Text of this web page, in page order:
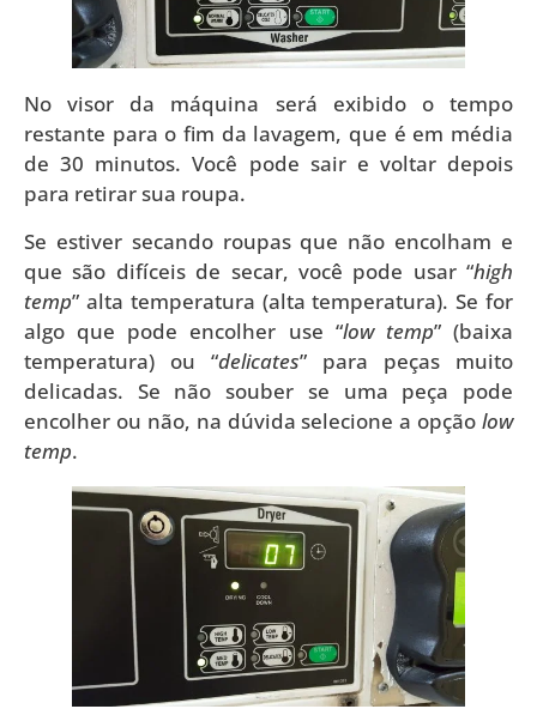
No visor da máquina será exibido o tempo
restante para o fim da lavagem, que é em média
de 30 minutos. Você pode sair e voltar depois
para retirar sua roupa.
Se estiver secando roupas que não encolham e
que são difíceis de secar, você pode usar “high
temp” alta temperatura (alta temperatura). Se for
algo que pode encolher use “low temp” (baixa
temperatura) ou “delicates” para peças muito
delicadas. Se não souber se uma peça pode
encolher ou não, na dúvida selecione a opção low
temp.